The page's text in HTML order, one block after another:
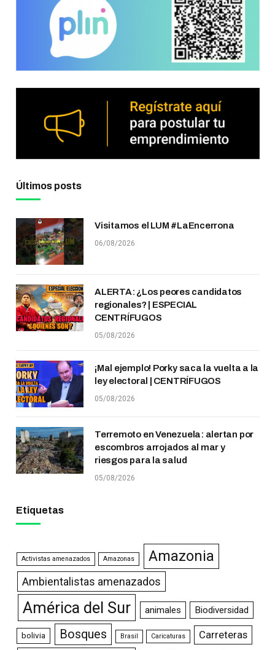
Últimos posts
Visitamos el LUM #LaEncerrona
06/08/2026
ALERTA: ¿Los peores candidatos
regionales? | ESPECIAL
CENTRÍFUGOS
05/08/2026
¡Mal ejemplo! Porky saca la vuelta a la
ley electoral | CENTRÍFUGOS
05/08/2026
Terremoto en Venezuela: alertan por
escombros arrojados al mar y
riesgos para la salud
05/08/2026
Etiquetas
Activistas amenazados Amazonas Amazonia
Ambientalistas amenazados
América del Sur animales Biodiversidad
bolivia Bosques Brasil Caricaturas Carreteras